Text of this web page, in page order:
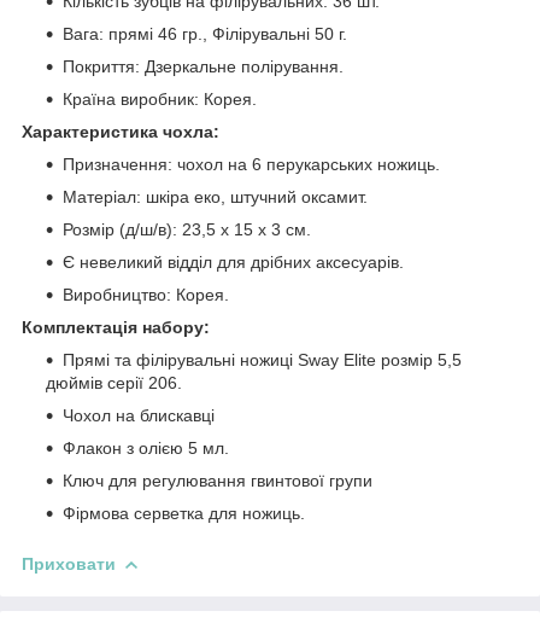
Вага: прямі 46 гр., Філірувальні 50 г.
Покриття: Дзеркальне полірування.
Країна виробник: Корея.
Характеристика чохла:
Призначення: чохол на 6 перукарських ножиць.
Матеріал: шкіра еко, штучний оксамит.
Розмір (д/ш/в): 23,5 х 15 х 3 см.
Є невеликий відділ для дрібних аксесуарів.
Виробництво: Корея.
Комплектація набору:
Прямі та філірувальні ножиці Sway Elite розмір 5,5
дюймів серії 206.
Чохол на блискавці
Флакон з олією 5 мл.
Ключ для регулювання гвинтової групи
Фірмова серветка для ножиць.
Приховати